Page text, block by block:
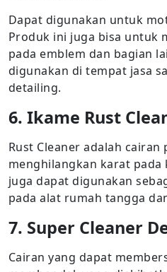
Dapat digunakan untuk
Produk ini juga bisa untuk
pada emblem dan bagian
digunakan di tempat jasa
detailing.
6. Ikame Rust
Rust Cleaner adalah
menghilangkan karat pada
juga dapat digunakan
pada alat rumah tangga
7. Super Cleaner
Cairan yang dapat